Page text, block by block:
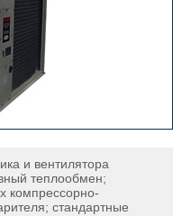
и вентилятора
теплообмен;
компрессорно-
стандартные